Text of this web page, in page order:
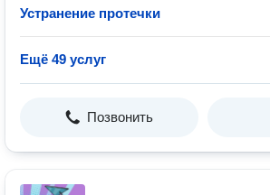
Устранение протечки
Ещё 49 услуг
Позвонить